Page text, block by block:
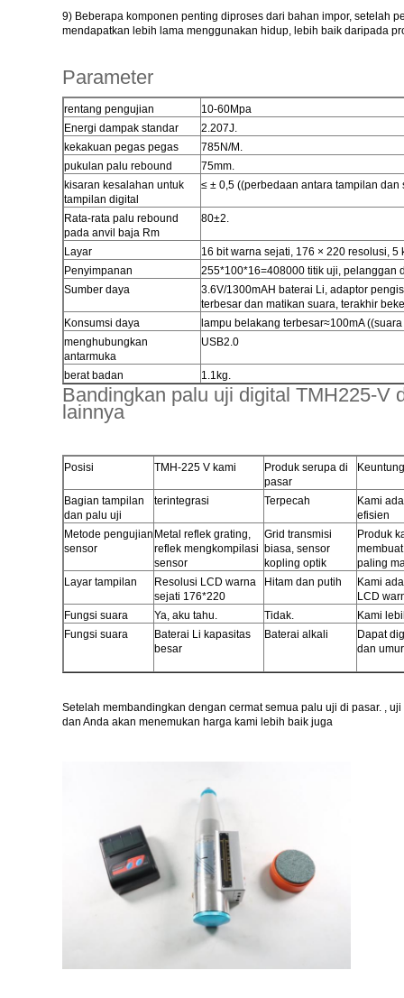
9) Beberapa komponen penting diproses dari bahan impor, setelah
mendapatkan lebih lama menggunakan hidup, lebih baik daripada
Parameter
rentang pengujian
10-60Mpa
Energi dampak standar
2.207J.
kekakuan pegas pegas
785N/M.
pukulan palu rebound
75mm.
kisaran kesalahan untuk
tampilan digital
≤ ± 0,5 ((perbedaan antara tampilan dan
Rata-rata palu rebound
pada anvil baja Rm
80±2.
Layar
16 bit warna sejati, 176 × 220 resolusi,
Penyimpanan
255*100*16=408000 titik uji, pelanggan
Sumber daya
3.6V/1300mAH baterai Li, adaptor
terbesar dan matikan suara, terakhir
Konsumsi daya
lampu belakang terbesar≈100mA
menghubungkan
antarmuka
USB2.0
berat badan 1.1kg.
Bandingkan palu uji digital TMH225-V
lainnya
Posisi TMH-225 V kami
Produk serupa di
pasar
Bagian tampilan
dan palu uji
terintegrasi Terpecah
Kami
efisien
Metode pengujian
sensor
Metal reflek grating,
reflek mengkompilasi
sensor
Grid transmisi
biasa, sensor
kopling optik
Produk
paling
Layar tampilan
Resolusi LCD warna
sejati 176*220
Hitam dan putih
Kami
LCD
Fungsi suara
Ya, aku tahu. Tidak.
Kami
Fungsi suara
Baterai Li kapasitas
besar
Baterai alkali
Dapat
dan
Setelah membandingkan dengan cermat semua palu uji di pasar. ,
dan Anda akan menemukan harga kami lebih baik juga